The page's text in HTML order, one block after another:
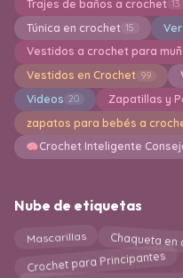
Trajes de baños a crochet 13
Túnica en crochet 15
Vestidos a crochet para
Vestidos en Crochet 99
Videos 20 Zapatillas y
zapatos para bebés a
Crochet Inteligente
Nube de etiquetas
Mascarillas Chaqueta
Crochet para Principantes